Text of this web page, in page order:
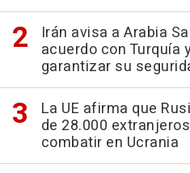
Irán avisa a Arabia
acuerdo con Turquía
garantizar su
La UE afirma que
de 28.000
combatir en Ucrania